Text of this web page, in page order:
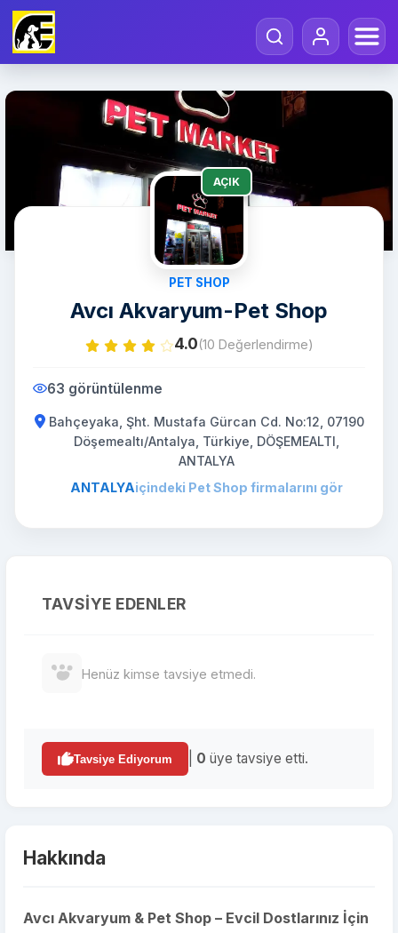
AÇIK
PET SHOP
Avcı Akvaryum-Pet Shop
4.0(10 Değerlendirme)
63 görüntülenme
Bahçeyaka, Şht. Mustafa Gürcan Cd. No:12, 07190
Döşemealtı/Antalya, Türkiye, DÖŞEMEALTI,
ANTALYA
ANTALYAiçindeki Pet Shop firmalarını gör
TAVSIYE EDENLER
Henüz kimse tavsiye etmedi.
Tavsiye Ediyorum 0 üye tavsiye etti.
Hakkında
Avcı Akvaryum & Pet Shop – Evcil Dostlarınız İçin